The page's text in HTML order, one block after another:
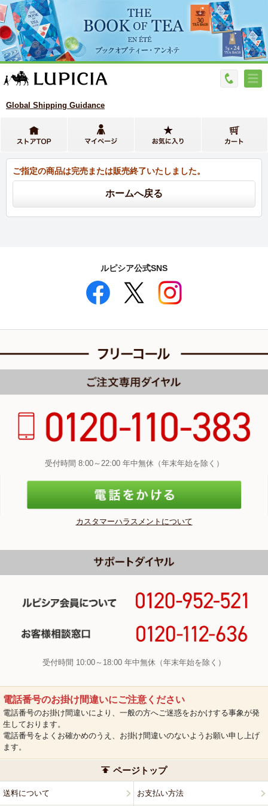
Global Shipping Guidance
ご指定の商品は完売または販売終了いたしました。
ルピシア公式SNS
受付時間 8:00～22:00 年中無休（年末年始を除く）
カスタマーハラスメントについて
受付時間 10:00～18:00 年中無休（年末年始を除く）
電話番号のお掛け間違いにご注意ください
電話番号のお掛け間違いにより、一般の方へご迷惑をおかけする事象が発
生しております。
電話番号をよくお確かめのうえ、お掛け間違いのないようお願い申し上げ
ます。
ページトップ
送料について お支払い方法